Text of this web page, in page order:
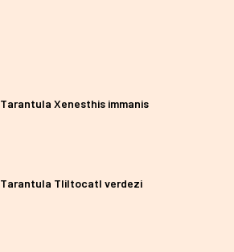
Tarantula Xenesthis immanis
Tarantula Tliltocatl verdezi